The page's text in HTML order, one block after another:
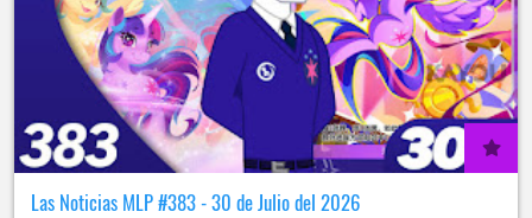
Las Noticias MLP #383 - 30 de Julio del 2026